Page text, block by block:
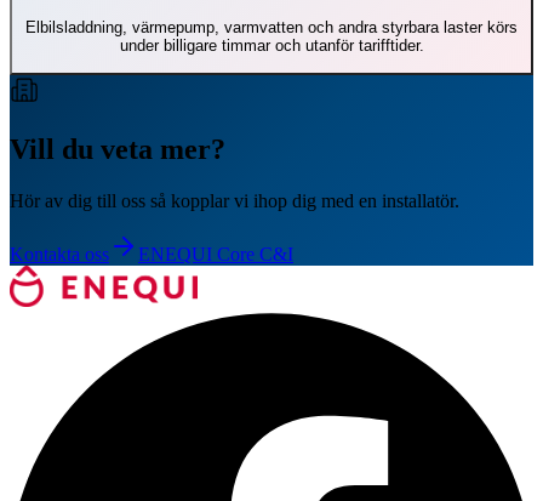
Elbilsladdning, värmepump, varmvatten och andra styrbara laster körs
under billigare timmar och utanför tarifftider.
Vill du veta mer?
Hör av dig till oss så kopplar vi ihop dig med en installatör.
Kontakta oss ENEQUI Core C&I